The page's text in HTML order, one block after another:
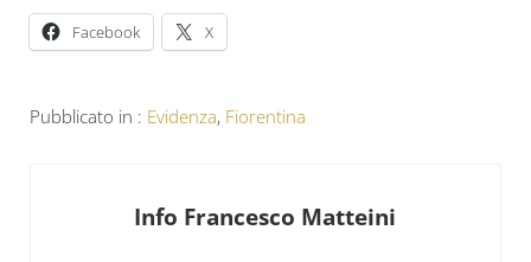
Facebook X
Pubblicato in : Evidenza, Fiorentina
Info Francesco Matteini